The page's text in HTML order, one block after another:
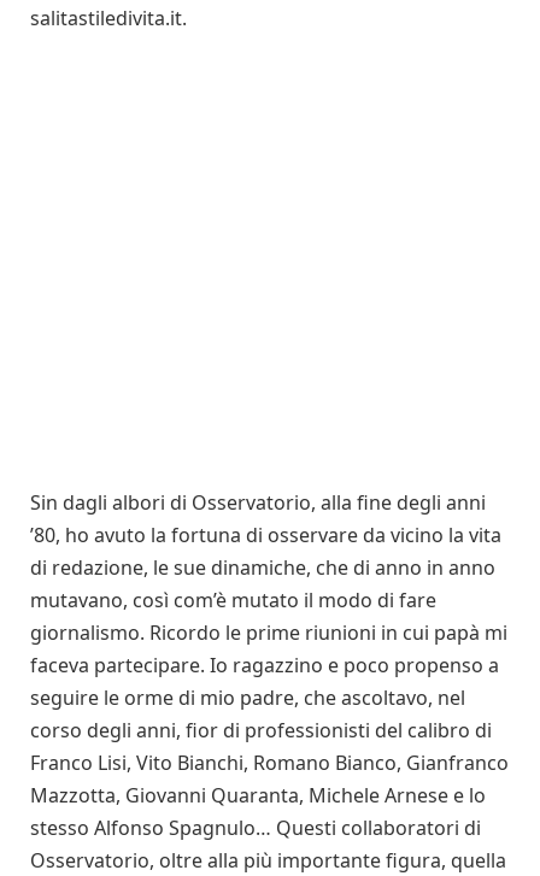
salitastiledivita.it.
Sin dagli albori di Osservatorio, alla fine degli anni
’80, ho avuto la fortuna di osservare da vicino la vita
di redazione, le sue dinamiche, che di anno in anno
mutavano, così com’è mutato il modo di fare
giornalismo. Ricordo le prime riunioni in cui papà mi
faceva partecipare. Io ragazzino e poco propenso a
seguire le orme di mio padre, che ascoltavo, nel
corso degli anni, fior di professionisti del calibro di
Franco Lisi, Vito Bianchi, Romano Bianco, Gianfranco
Mazzotta, Giovanni Quaranta, Michele Arnese e lo
stesso Alfonso Spagnulo… Questi collaboratori di
Osservatorio, oltre alla più importante figura, quella